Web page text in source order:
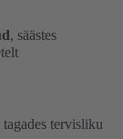
, säästes
tagades tervisliku